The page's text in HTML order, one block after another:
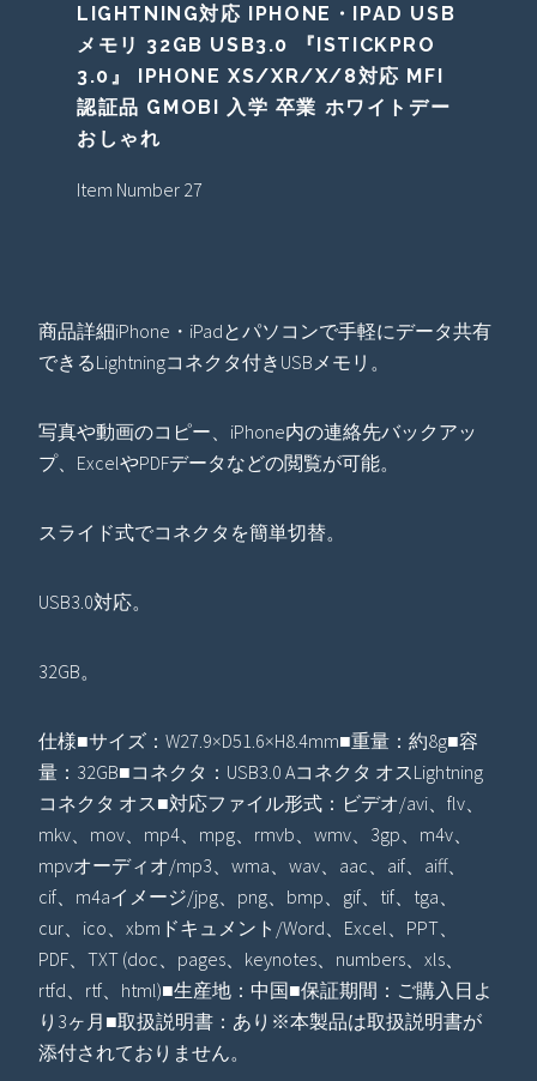
LIGHTNING対応 IPHONE・IPAD USB
メモリ 32GB USB3.0 『ISTICKPRO
3.0』 IPHONE XS/XR/X/8対応 MFI
認証品 GMOBI 入学 卒業 ホワイトデー
おしゃれ
Item Number 27
商品詳細iPhone・iPadとパソコンで手軽にデータ共有
できるLightningコネクタ付きUSBメモリ。
写真や動画のコピー、iPhone内の連絡先バックアッ
プ、ExcelやPDFデータなどの閲覧が可能。
スライド式でコネクタを簡単切替。
USB3.0対応。
32GB。
仕様■サイズ：W27.9×D51.6×H8.4mm■重量：約8g■容
量：32GB■コネクタ：USB3.0 Aコネクタ オスLightning
コネクタ オス■対応ファイル形式：ビデオ/avi、flv、
mkv、mov、mp4、mpg、rmvb、wmv、3gp、m4v、
mpvオーディオ/mp3、wma、wav、aac、aif、aiff、
cif、m4aイメージ/jpg、png、bmp、gif、tif、tga、
cur、ico、xbmドキュメント/Word、Excel、PPT、
PDF、TXT (doc、pages、keynotes、numbers、xls、
rtfd、rtf、html)■生産地：中国■保証期間：ご購入日よ
り3ヶ月■取扱説明書：あり※本製品は取扱説明書が
添付されておりません。